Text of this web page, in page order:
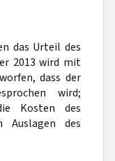
das Urteil des
2013 wird mit
dass der
wird;
Kosten des
Auslagen des